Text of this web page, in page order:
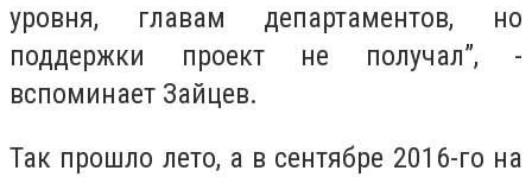
уровня, главам департаментов, но
поддержки проект не получал”, -
вспоминает Зайцев.
Так прошло лето, а в сентябре 2016-го на